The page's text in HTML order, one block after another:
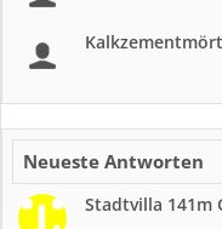
Neueste Antworten
Stadtvilla 141m